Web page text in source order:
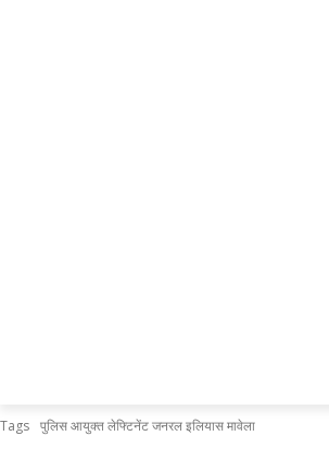
Tags पुलिस आयुक्त लेफ्टिनेंट जनरल इलियास मावेला